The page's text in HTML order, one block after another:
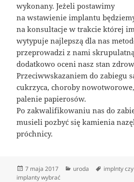
wykonany. Jeżeli postawimy
na wstawienie implantu
na konsultacje w trakcie której
wytypuje najlepszą dla nas
przeprowadzi z nami
dodatkowo oceni nasz stan
Przeciwwskazaniem do zabiegu
cukrzyca, choroby
palenie papierosów.
Po zakwalifikowaniu nas do
musieli pozbyć się kamienia
próchnicy.
Data
publikacji
7 maja 2017 Kategorie
uroda Tagi
implnty
implanty wybrać